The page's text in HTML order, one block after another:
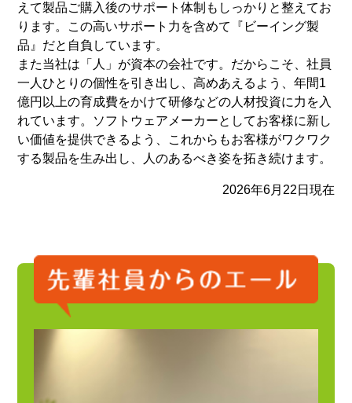
えて製品ご購入後のサポート体制もしっかりと整えてお
ります。この高いサポート力を含めて『ビーイング製
品』だと自負しています。
また当社は「人」が資本の会社です。だからこそ、社員
一人ひとりの個性を引き出し、高めあえるよう、年間1
億円以上の育成費をかけて研修などの人材投資に力を入
れています。ソフトウェアメーカーとしてお客様に新し
い価値を提供できるよう、これからもお客様がワクワク
する製品を生み出し、人のあるべき姿を拓き続けます。
2026年6月22日現在